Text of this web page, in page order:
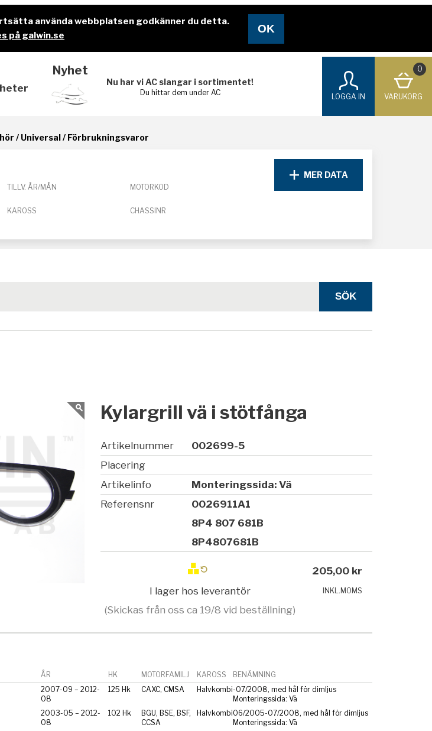
använda webbplatsen godkänner du detta.
på galwin.se
Nyhet
Nu har vi AC slangar i sortimentet!
Du hittar dem under AC
LOGGA IN
0
VARUKORG
/ Universal / Förbrukningsvaror
TILLV. ÅR/MÅN MOTORKOD
KAROSS CHASSINR
MER DATA
Kylargrill vä i stötfånga
Artikelnummer
002699-5
Placering
Artikelinfo
Monteringssida: Vä
Referensnr
0026911A1
8P4 807 681B
8P4807681B
I lager hos leverantör
(Skickas från oss ca 19/8 vid beställning)
205,00 kr
INKL.MOMS
ÅR HK MOTORFAMILJ KAROSS
BENÄMNING
2007-09 – 2012-
08
125 Hk CAXC, CMSA Halvkombi-07/2008, med hål för dimljus
Monteringssida: Vä
2003-05 – 2012-
08
102 Hk
BGU, BSE, BSF,
CCSA
Halvkombi06/2005-07/2008, med hål för dimljus
Monteringssida: Vä